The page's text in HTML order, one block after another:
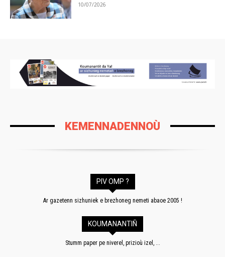
10/07/2026
KEMENNADENNOÙ
PIV OMP ?
Ar gazetenn sizhuniek e brezhoneg nemeti abaoe 2005 !
KOUMANANTIÑ
Stumm paper pe niverel, prizioù izel, ...